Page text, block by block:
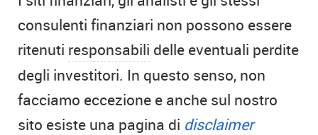
consulenti finanziari non possono essere
ritenuti responsabili delle eventuali perdite
degli investitori. In questo senso, non
facciamo eccezione e anche sul nostro
sito esiste una pagina di disclaimer